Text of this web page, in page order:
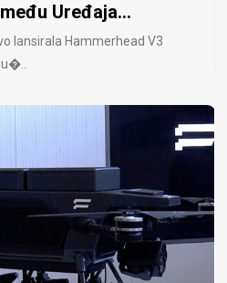
Uređaja...
lansirala Hammerhead V3